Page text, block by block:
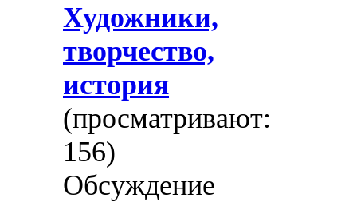
Художники,
творчество,
история
(просматривают:
156)
Обсуждение